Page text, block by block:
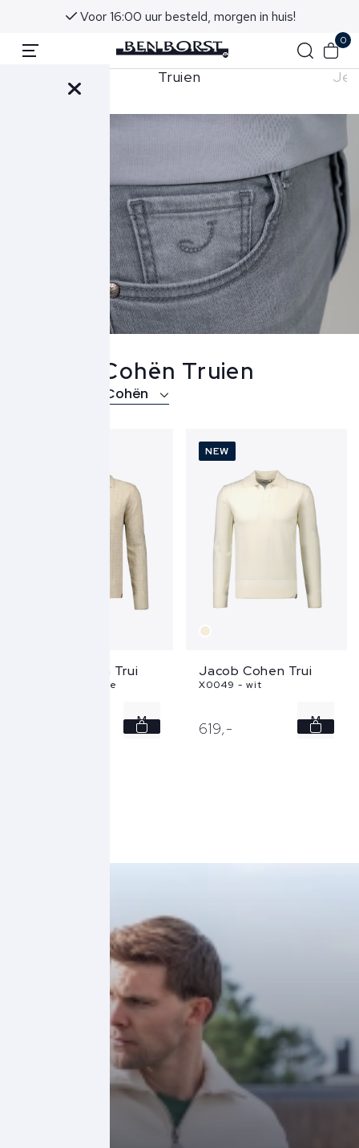
Voor 16:00 uur besteld, morgen in huis!
0
Truien
Jacob Cohën Truien
Over Jacob Cohën
Jacob Cohen Trui
X0023 FL - beige
M
NEW
Jacob Cohen Trui
X0049 - wit
619,- M